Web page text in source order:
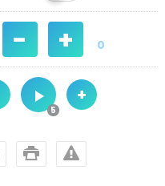
- + 0
+